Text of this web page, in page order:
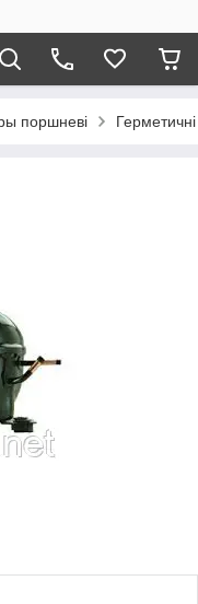
поршневі